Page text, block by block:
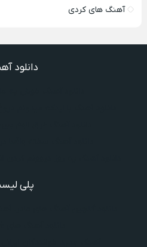
آهنگ های کردی
دانلود
پلی